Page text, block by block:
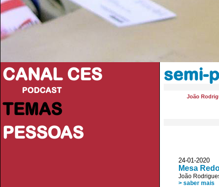
CANAL CES
PODCAST
TEMAS
PESSOAS
semi-
João
24-01-
Mesa
João
> saber mais